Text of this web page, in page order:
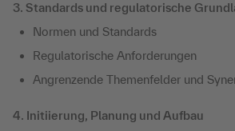
3. Standards und regulatorische
Normen und Standards
Regulatorische Anforderungen
Angrenzende Themenfelder und
4. Initiierung, Planung und Aufbau